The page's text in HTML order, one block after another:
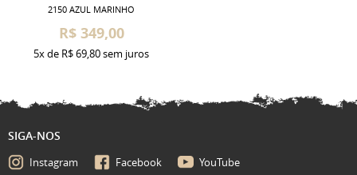
2150 AZUL MARINHO
R$ 349,00
5xde R$ 69,80sem juros
SIGA-NOS
Instagram Facebook YouTube